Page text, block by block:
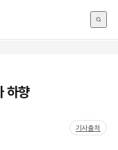
하향
기사출처